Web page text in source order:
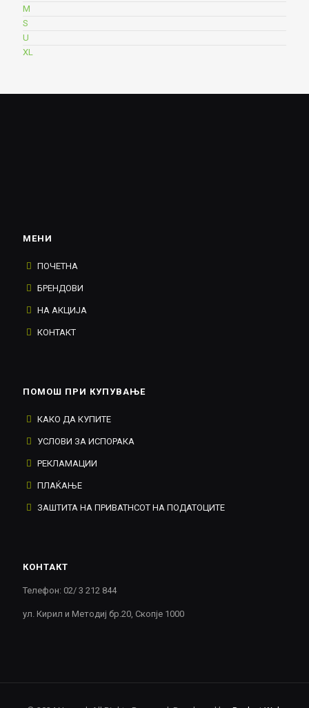
M
S
U
XL
МЕНИ
ПОЧЕТНА
БРЕНДОВИ
НА АКЦИЈА
КОНТАКТ
ПОМОШ ПРИ КУПУВАЊЕ
КАКО ДА КУПИТЕ
УСЛОВИ ЗА ИСПОРАКА
РЕКЛАМАЦИИ
ПЛАЌАЊЕ
ЗАШТИТА НА ПРИВАТНСОТ НА ПОДАТОЦИТЕ
КОНТАКТ
Телефон: 02/ 3 212 844
ул. Кирил и Методиј бр.20, Скопје 1000